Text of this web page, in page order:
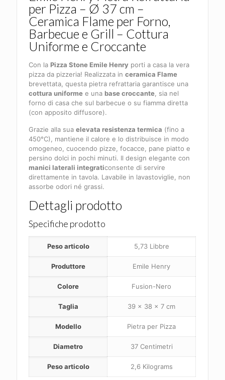
per Pizza – Ø 37 cm –
Ceramica Flame per Forno,
Barbecue e Grill – Cottura
Uniforme e Croccante
Con la Pizza Stone Emile Henry porti a casa la vera
pizza da pizzeria! Realizzata inceramica Flame
brevettata, questa pietra refrattaria garantisce una
cottura uniforme e una base croccante , sia nel
forno di casa che sul barbecue o su fiamma diretta
(con apposito diffusore).
Grazie alla suaelevata resistenza termica (fino a
450°C), mantiene il calore e lo distribuisce in modo
omogeneo, cuocendo pizze, focacce, pane piatto e
persino dolci in pochi minuti. Il design elegante con
manici laterali integraticonsente di servire
direttamente in tavola. Lavabile in lavastoviglie, non
assorbe odori né grassi.
Dettagli prodotto
Specifiche prodotto
Peso articolo ‎5,73 Libbre
Produttore ‎Emile Henry
Colore ‎Fusion-Nero
Taglia ‎39 x 38 x 7 cm
Modello ‎Pietra per Pizza
Diametro ‎37 Centimetri
Peso articolo ‎2,6 Kilograms